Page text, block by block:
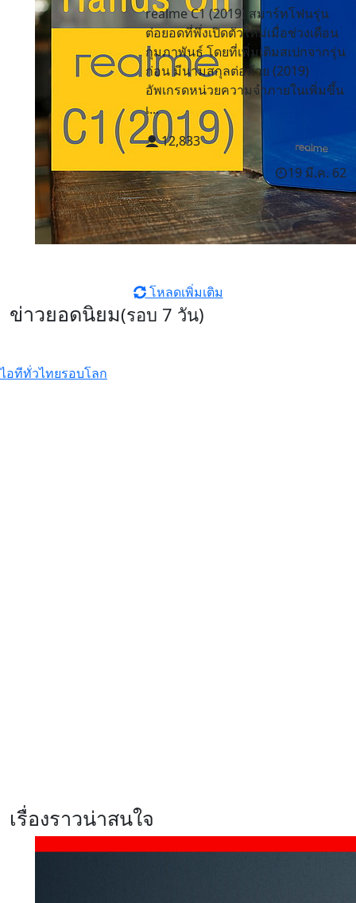
realme C1 (2019) สมาร์ทโฟนรุ่น
ต่อยอดที่พึ่งเปิดตัวใหม่เมื่อช่วงเดือน
กุมภาพันธ์ โดยที่เพิ่มเติมสเปกจากรุ่น
ก่อน มีนามสกุลต่อท้าย (2019)
อัพเกรดหน่วยความจำภายในเพิ่มขึ้น
เ...
12,833
19 มี.ค. 62
โหลดเพิ่มเติม
ข่าวยอดนิยม(รอบ 7 วัน)
ไอทีทั่วไทยรอบโลก
เรื่องราวน่าสนใจ